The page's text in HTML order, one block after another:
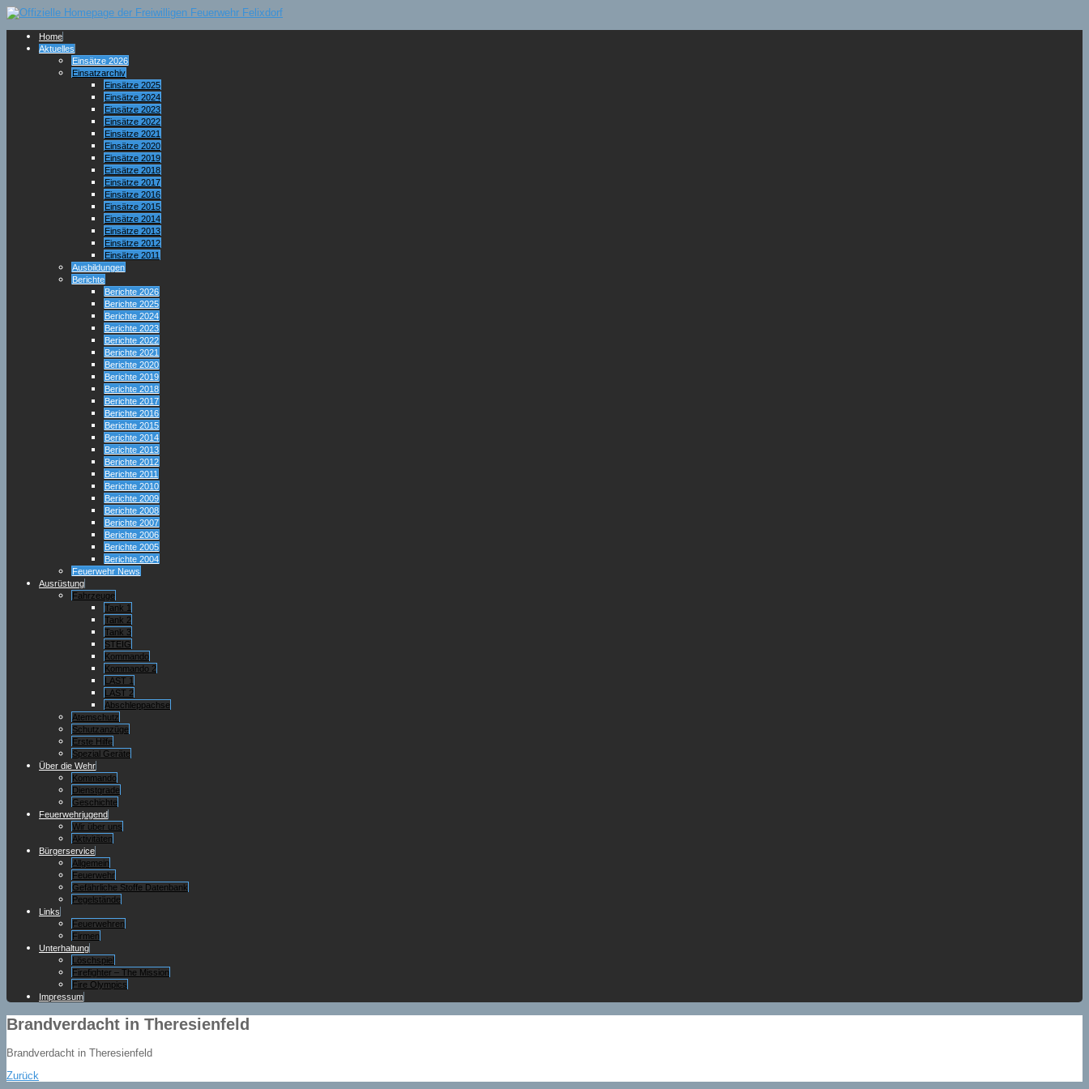
Home
Aktuelles
Einsätze 2026
Einsatzarchiv
Einsätze 2025
Einsätze 2024
Einsätze 2023
Einsätze 2022
Einsätze 2021
Einsätze 2020
Einsätze 2019
Einsätze 2018
Einsätze 2017
Einsätze 2016
Einsätze 2015
Einsätze 2014
Einsätze 2013
Einsätze 2012
Einsätze 2011
Ausbildungen
Berichte
Berichte 2026
Berichte 2025
Berichte 2024
Berichte 2023
Berichte 2022
Berichte 2021
Berichte 2020
Berichte 2019
Berichte 2018
Berichte 2017
Berichte 2016
Berichte 2015
Berichte 2014
Berichte 2013
Berichte 2012
Berichte 2011
Berichte 2010
Berichte 2009
Berichte 2008
Berichte 2007
Berichte 2006
Berichte 2005
Berichte 2004
Feuerwehr News
Ausrüstung
Fahrzeuge
Tank 1
Tank 2
Tank 3
STEIG
Kommando
Kommando 2
LAST 1
LAST 2
Abschleppachse
Atemschutz
Schutzanzüge
Erste Hilfe
Spezial Geräte
Über die Wehr
Kommando
Dienstgrade
Geschichte
Feuerwehrjugend
Wir über uns
Aktivitäten
Bürgerservice
Allgemein
Feuerwehr
Gefährliche Stoffe Datenbank
Pegelstände
Links
Feuerwehren
Firmen
Unterhaltung
Löschspiel
Firefighter – The Mission
Fire Olympics
Impressum
Brandverdacht in Theresienfeld
Brandverdacht in Theresienfeld
Zurück